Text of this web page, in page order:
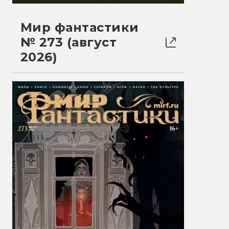
Мир фантастики
№ 273 (август
2026)